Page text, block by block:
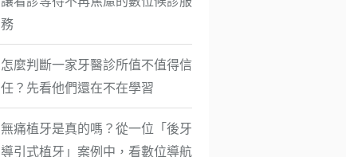
務
怎麼判斷一家牙醫診所值不值得信
任？先看他們還在不在學習
無痛植牙是真的嗎？從一位「後牙
導引式植牙」案例中，看數位導航